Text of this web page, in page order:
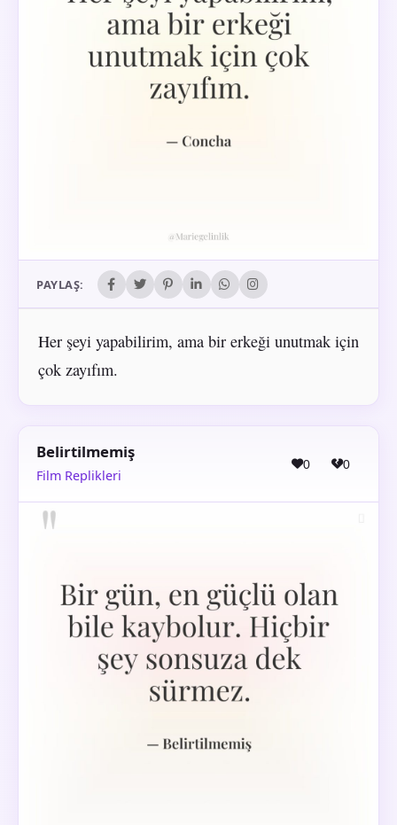
PAYLAŞ:
Her şeyi yapabilirim, ama bir erkeği unutmak için
çok zayıfım.
Belirtilmemiş
Film Replikleri
0 0